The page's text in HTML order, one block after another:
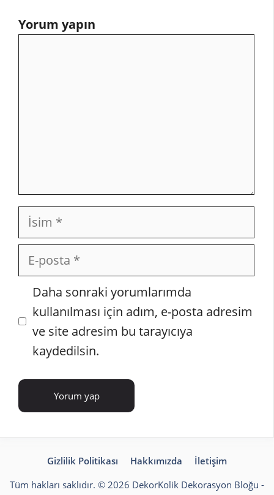
Yorum yapın
İsim
posta
İnternet
sitesi
Daha sonraki yorumlarımda
kullanılması için adım, e-posta adresim
ve site adresim bu tarayıcıya
kaydedilsin.
Gizlilik Politikası Hakkımızda
İletişim
Tüm hakları saklıdır. © 2026 DekorKolik Dekorasyon Bloğu -